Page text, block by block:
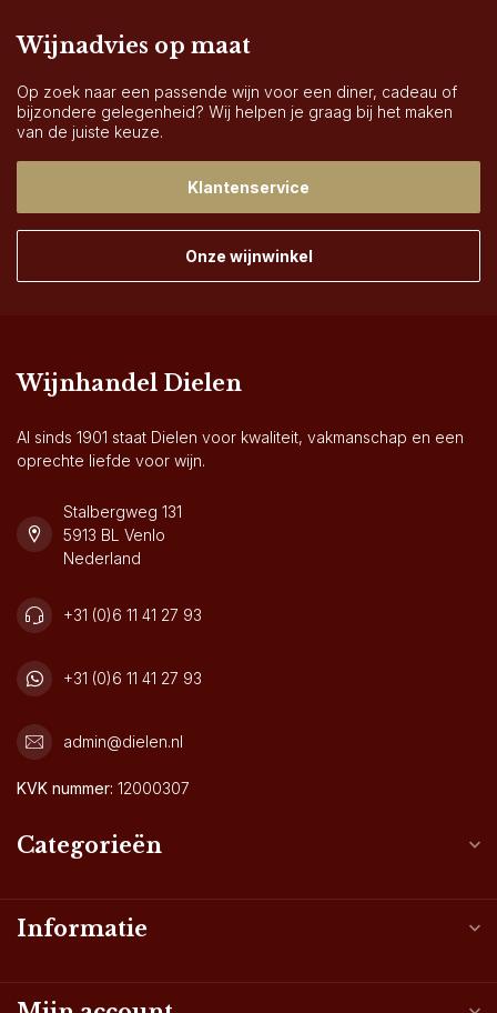
Wijnadvies op maat
Op zoek naar een passende wijn voor een diner, cadeau of
bijzondere gelegenheid? Wij helpen je graag bij het maken
van de juiste keuze.
Klantenservice
Onze wijnwinkel
Wijnhandel Dielen
Al sinds 1901 staat Dielen voor kwaliteit, vakmanschap en een
oprechte liefde voor wijn.
Stalbergweg 131
5913 BL Venlo
Nederland
+31 (0)6 11 41 27 93
+31 (0)6 11 41 27 93
admin@dielen.nl
KVK nummer: 12000307
Categorieën
Informatie